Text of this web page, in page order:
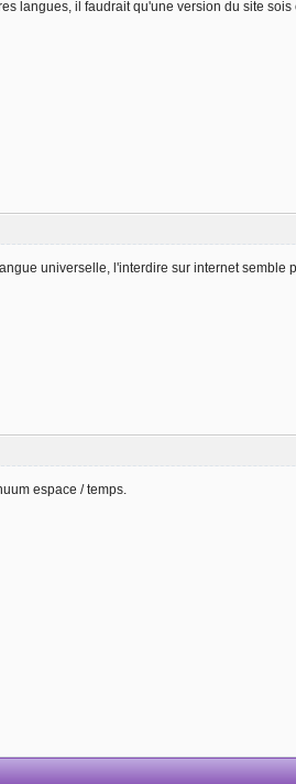
langues, il faudrait qu'une version du site
universelle, l'interdire sur internet semble
espace / temps.